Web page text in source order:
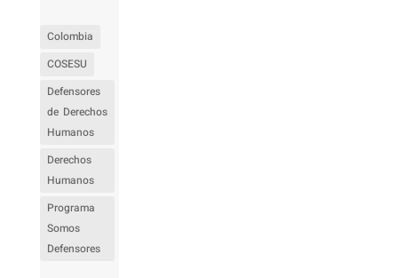
Colombia
COSESU
Defensores
de Derechos
Humanos
Derechos
Humanos
Programa
Somos
Defensores